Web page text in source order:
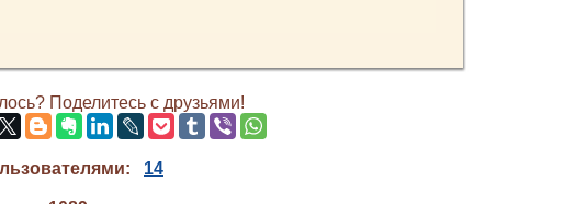
Поделитесь с друзьями!
14